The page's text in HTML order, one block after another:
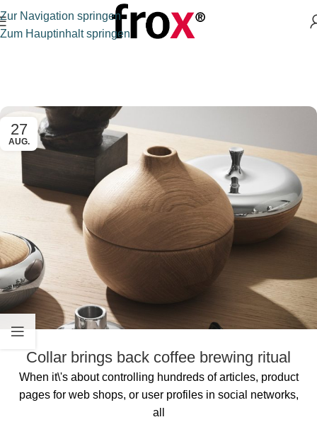
Zur Navigation springen
Zum Hauptinhalt springen
27
AUG.
Collar brings back coffee brewing ritual
When it\'s about controlling hundreds of articles, product
pages for web shops, or user profiles in social networks,
all